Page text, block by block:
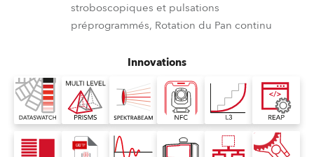
stroboscopiques et pulsations
préprogrammés, Rotation du Pan continu
Innovations